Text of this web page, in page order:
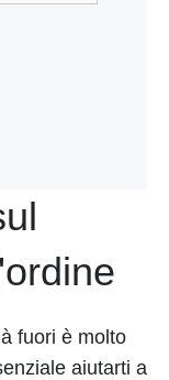
fuori è molto
aiutarti a